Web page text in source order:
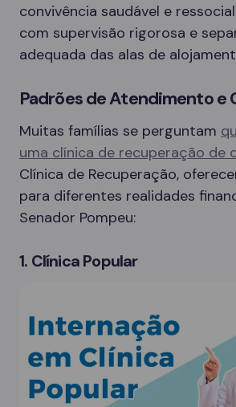
convivência saudável e
com supervisão rigorosa e
adequada das alas de
Padrões de Atendimento e
Muitas famílias se perguntam
uma clínica de recuperação de
Clínica de Recuperação,
para diferentes realidades
Senador Pompeu:
1. Clínica Popular